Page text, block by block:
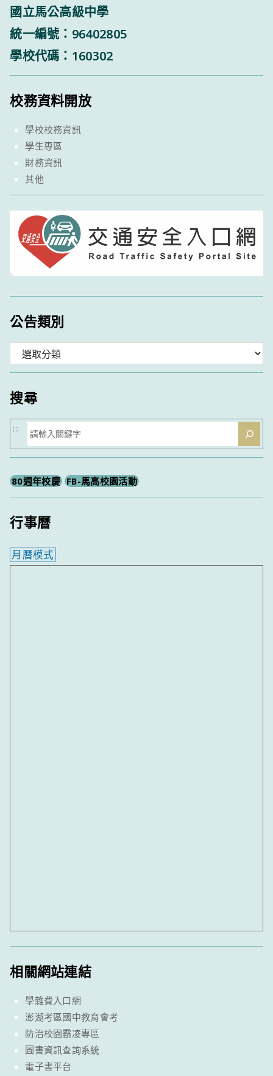
國立馬公高級中學
統一編號：96402805
學校代碼：160302
校務資料開放
學校校務資訊
學生專區
財務資訊
其他
公告類別
類
搜尋
搜
尋
:::
80週年校慶 FB-馬高校園活動
行事曆
月曆模式
相關網站連結
學雜費入口網
澎湖考區國中教育會考
防治校園霸凌專區
圖書資訊查詢系統
電子書平台